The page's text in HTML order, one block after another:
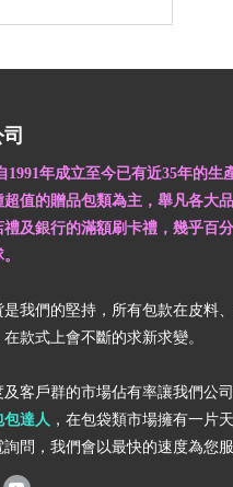
年成立至今已有近35年的生
值的贈品包類為主，舉凡各大
及銀行的滿額刷卡禮，幾乎百
我們的堅持，所有包款在皮料
款式上會不斷的求新求變。
客戶群的市場佔有率讓我們公
包達人 ，在包袋類市場擁有一片
問，我們會以最快的速度為您服